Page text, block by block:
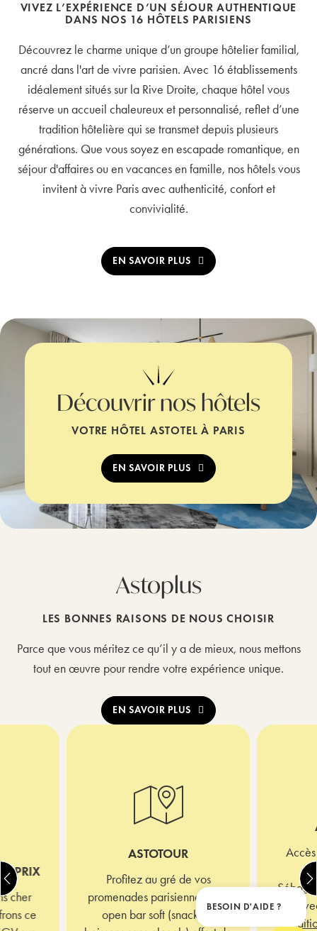
VIVEZ L’EXPÉRIENCE D’UN SÉJOUR AUTHENTIQUE
DANS NOS 16 HÔTELS PARISIENS
Découvrez le charme unique d’un groupe hôtelier familial,
ancré dans l'art de vivre parisien. Avec 16 établissements
idéalement situés sur la Rive Droite, chaque hôtel vous
réserve un accueil chaleureux et personnalisé, reflet d’une
tradition hôtelière qui se transmet depuis plusieurs
générations. Que vous soyez en escapade romantique, en
séjour d'affaires ou en vacances en famille, nos hôtels vous
invitent à vivre Paris avec authenticité, confort et
convivialité.
EN SAVOIR PLUS
Découvrir nos hôtels
VOTRE HÔTEL ASTOTEL À PARIS
EN SAVOIR PLUS
Astoplus
LES BONNES RAISONS DE NOUS CHOISIR
Parce que vous méritez ce qu’il y a de mieux, nous mettons
tout en œuvre pour rendre votre expérience unique.
EN SAVOIR PLUS
PRIX
cher
ce
ASTOTOUR
Profitez au gré de vos
promenades parisiennes d’un
open bar soft (snacks etBESOIN D'AIDE ?